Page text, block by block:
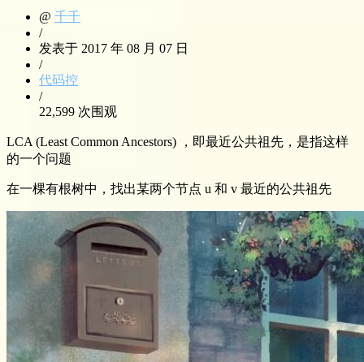
@ 千千
/
发表于 2017 年 08 月 07 日
/
代码控
/
22,599 次围观
LCA (Least Common Ancestors) ，即最近公共祖先，是指这样
的一个问题
在一棵有根树中，找出某两个节点 u 和 v 最近的公共祖先